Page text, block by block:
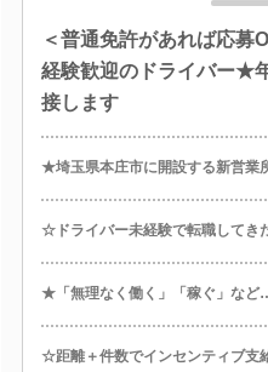
＜普通免許があれば応募
経験歓迎のドライバー★
接します
★埼玉県本庄市に開設する新営業
☆ドライバー未経験で転職してき
★「無理なく働く」「稼ぐ」など
☆距離＋件数でインセンティブ支